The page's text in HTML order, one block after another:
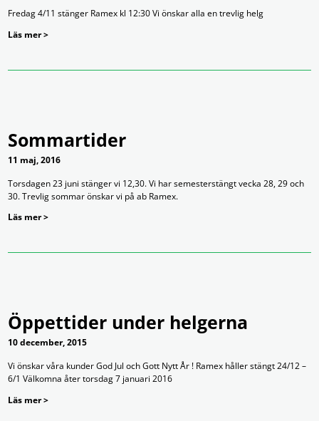
Fredag 4/11 stänger Ramex kl 12:30 Vi önskar alla en trevlig helg
Läs mer >
Sommartider
11 maj, 2016
Torsdagen 23 juni stänger vi 12,30. Vi har semesterstängt vecka 28, 29 och
30. Trevlig sommar önskar vi på ab Ramex.
Läs mer >
Öppettider under helgerna
10 december, 2015
Vi önskar våra kunder God Jul och Gott Nytt År ! Ramex håller stängt 24/12 –
6/1 Välkomna åter torsdag 7 januari 2016
Läs mer >